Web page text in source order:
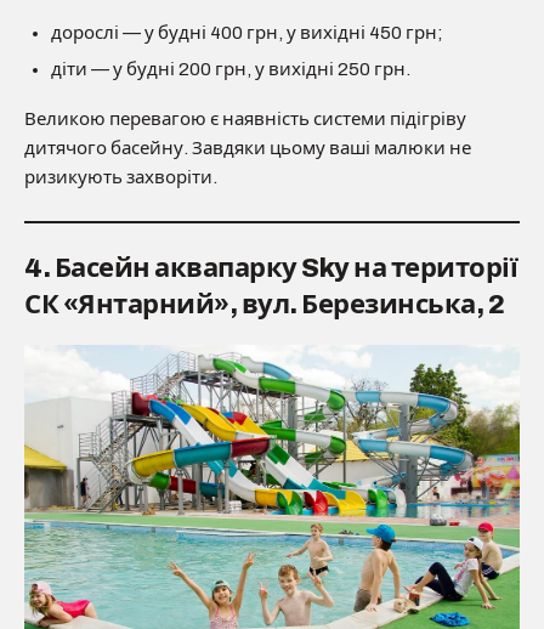
дорослі — у будні 400 грн, у вихідні 450 грн;
діти — у будні 200 грн, у вихідні 250 грн.
Великою перевагою є наявність системи підігріву
дитячого басейну. Завдяки цьому ваші малюки не
ризикують захворіти.
4. Басейн аквапарку Sky на території
СК «Янтарний», вул. Березинська, 2